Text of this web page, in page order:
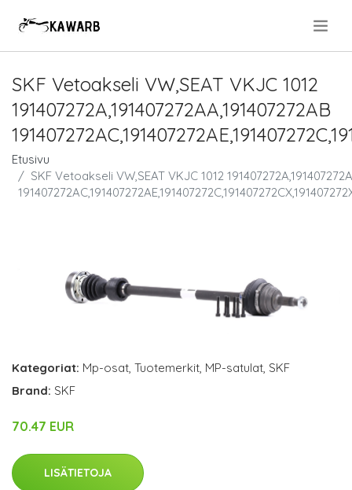
SKF Vetoakseli VW,SEAT VKJC 1012
191407272A,191407272AA,191407272AB
Etusivu
SKF Vetoakseli VW,SEAT VKJC 1012
Kategoriat: Mp-osat, Tuotemerkit, MP-satulat, SKF
Brand: SKF
70.47 EUR
LISÄTIETOJA